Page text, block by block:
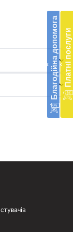
‹ Благодійна допомогав
‹ Платні послуги